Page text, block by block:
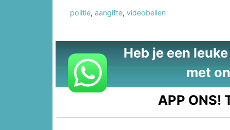
politie, aangifte, videobellen
Heb je een
met
APP ONS!